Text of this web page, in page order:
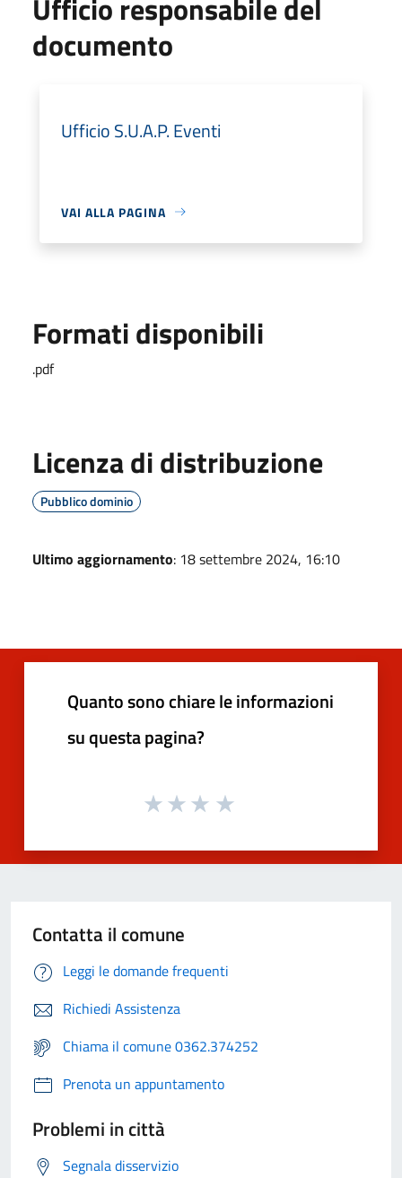
Ufficio responsabile del
documento
Ufficio S.U.A.P. Eventi
VAI ALLA PAGINA
Formati disponibili
.pdf
Licenza di distribuzione
Pubblico dominio
Ultimo aggiornamento: 18 settembre 2024, 16:10
Quanto sono chiare le informazioni
su questa pagina?
Contatta il comune
Leggi le domande frequenti
Richiedi Assistenza
Chiama il comune 0362.374252
Prenota un appuntamento
Problemi in città
Segnala disservizio